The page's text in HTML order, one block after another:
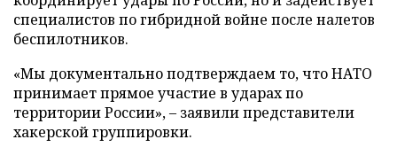
специалистов по гибридной войне после налетов
беспилотников.
«Мы документально подтверждаем то, что НАТО
принимает прямое участие в ударах по
территории России», – заявили представители
хакерской группировки.